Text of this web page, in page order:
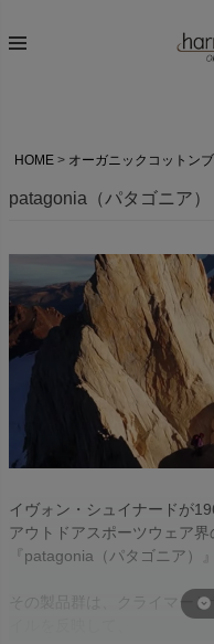
HOME オーガニックコットン
patagonia（パタゴニア）
イヴォン・シュイナードが
アウトドアスポーツウェア界
『patagonia（パタゴニア）』
その製品群は、クライマー